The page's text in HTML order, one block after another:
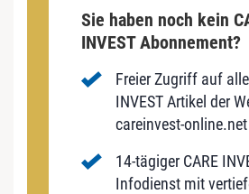
Sie haben noch kein
INVEST Abonnement?
Freier Zugriff auf
INVEST Artikel der
careinvest-online.net
14-tägiger CARE
Infodienst mit